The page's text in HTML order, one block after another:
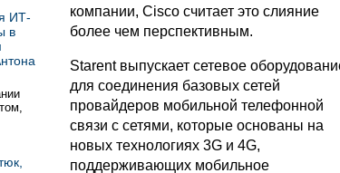
ИТ-
в
компании, Cisco считает это слияние
более чем перспективным.
Starent выпускает сетевое
для соединения базовых сетей
провайдеров мобильной телефонной
связи с сетями, которые основаны на
новых технологиях 3G и 4G,
поддерживающих мобильное